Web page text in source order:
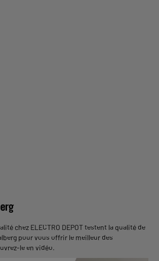
chez ELECTRO DEPOT testent la qualité de
pour vous offrir le meilleur des
le en vidéo.